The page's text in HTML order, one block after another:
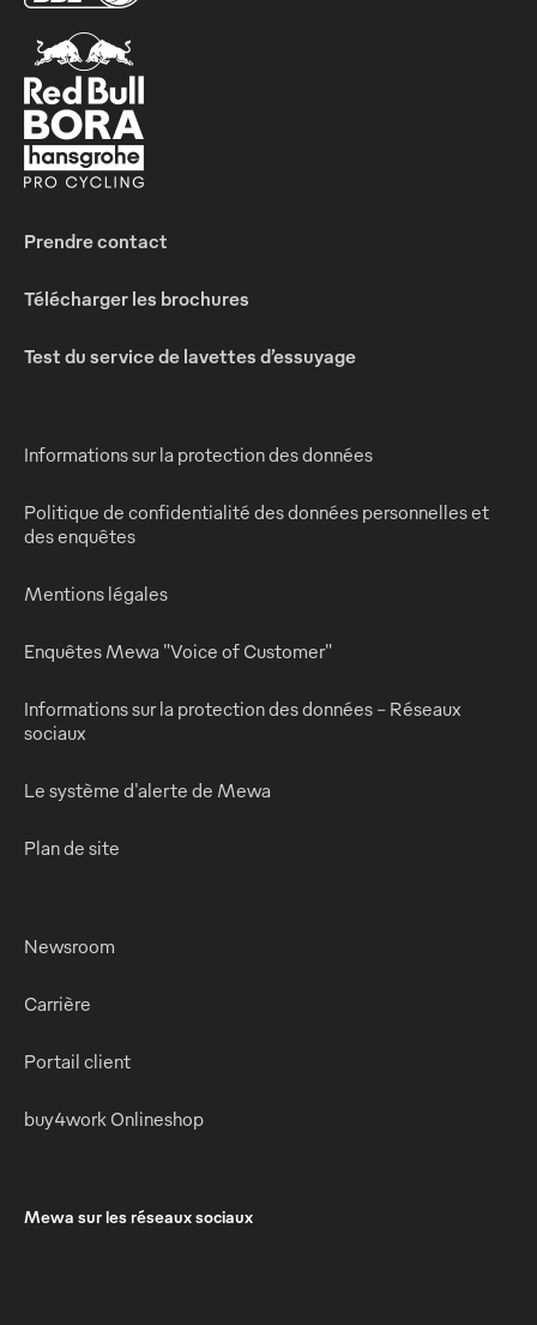
Prendre contact
Télécharger les brochures
Test du service de lavettes d’essuyage
Informations sur la protection des données
Politique de confidentialité des données personnelles et
des enquêtes
Mentions légales
Enquêtes Mewa "Voice of Customer"
Informations sur la protection des données - Réseaux
sociaux
Le système d'alerte de Mewa
Plan de site
Newsroom
Carrière
Portail client
buy4work Onlineshop
Mewa sur les réseaux sociaux